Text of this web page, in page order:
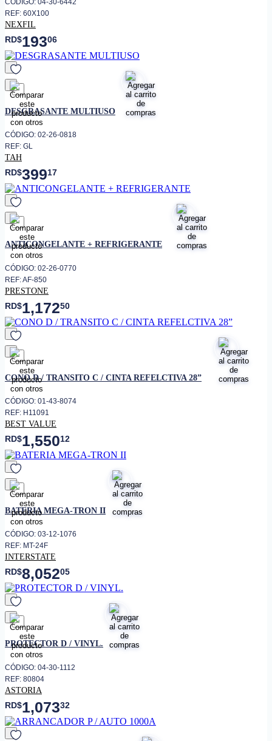
CÓDIGO: 04-30-6442
REF: 60X100
NEXFIL
RD$19306
favorito
DESGRASANTE MULTIUSO
CÓDIGO: 02-26-0818
REF: GL
TAH
RD$39917
favorito
ANTICONGELANTE + REFRIGERANTE
CÓDIGO: 02-26-0770
REF: AF-850
PRESTONE
RD$1,17250
favorito
CONO D / TRANSITO C / CINTA REFELCTIVA 28”
CÓDIGO: 01-43-8074
REF: H11091
BEST VALUE
RD$1,55012
favorito
BATERIA MEGA-TRON II
CÓDIGO: 03-12-1076
REF: MT-24F
INTERSTATE
RD$8,05205
favorito
PROTECTOR D / VINYL.
CÓDIGO: 04-30-1112
REF: 80804
ASTORIA
RD$1,07332